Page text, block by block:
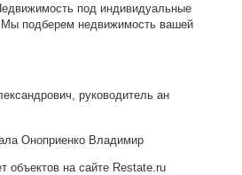
под индивидуальные
подберем недвижимость вашей
руководитель ан
Оноприенко Владимир
объектов на сайте Restate.ru